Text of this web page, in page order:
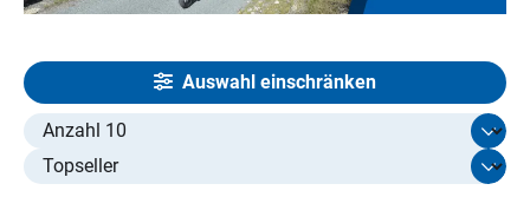
Auswahl einschränken
Select limit